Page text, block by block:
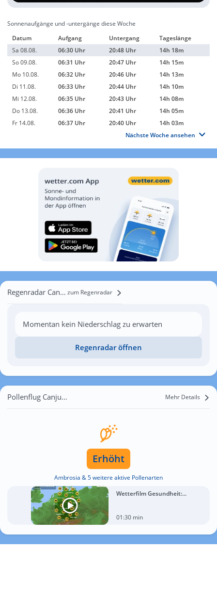
Sonnenaufgänge und -untergänge diese Woche
Datum
Aufgang Untergang
Tageslänge
Sa 08.08.
06:30 Uhr 20:48 Uhr
14h 18m
So 09.08.
06:31 Uhr 20:47 Uhr
14h 15m
Mo 10.08.
06:32 Uhr 20:46 Uhr
14h 13m
Di 11.08.
06:33 Uhr 20:44 Uhr
14h 10m
Mi 12.08.
06:35 Uhr 20:43 Uhr
14h 08m
Do 13.08.
06:36 Uhr 20:41 Uhr
14h 05m
Fr 14.08.
06:37 Uhr 20:40 Uhr
14h 03m
Nächste Woche ansehen
Regenradar Canjuers zum Regenradar
Momentan kein Niederschlag zu erwarten
Regenradar öffnen
Pollenflug Canjuers Mehr Details
Erhöht
Ambrosia & 5 weitere aktive Pollenarten
Wetterfilm Gesundheit:...
01:30 min